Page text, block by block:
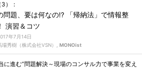
）：
問題、要は何なの!? 「帰納法」で情報整
演習＆コツ
年7月14日
場秀樹（株式会社VSN）, MONOist
に進む”問題解決～現場のコンサル力で事業を変え